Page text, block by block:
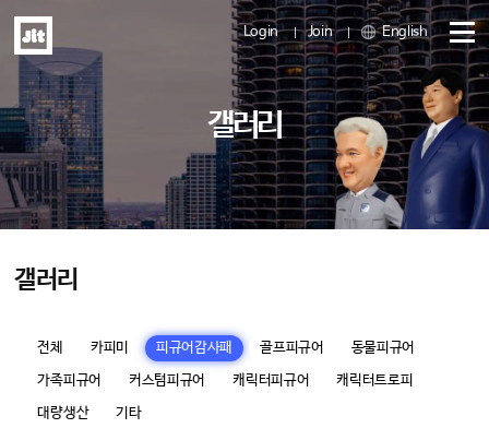
Login Join
English
메
뉴
갤러리
갤러리
전체 카피미 피규어감사패 골프피규어
동물피규어
가족피규어
커스텀피규어 캐릭터피규어
캐릭터트로피
대량생산
기타